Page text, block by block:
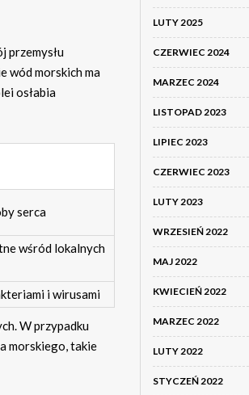
przemysłu
wód morskich ma
osłabia
serca
wśród lokalnych
i wirusami
W przypadku
morskiego, takie
LUTY 2025
CZERWIEC 2024
MARZEC 2024
LISTOPAD 2023
LIPIEC 2023
CZERWIEC 2023
LUTY 2023
WRZESIEŃ 2022
MAJ 2022
KWIECIEŃ 2022
MARZEC 2022
LUTY 2022
STYCZEŃ 2022